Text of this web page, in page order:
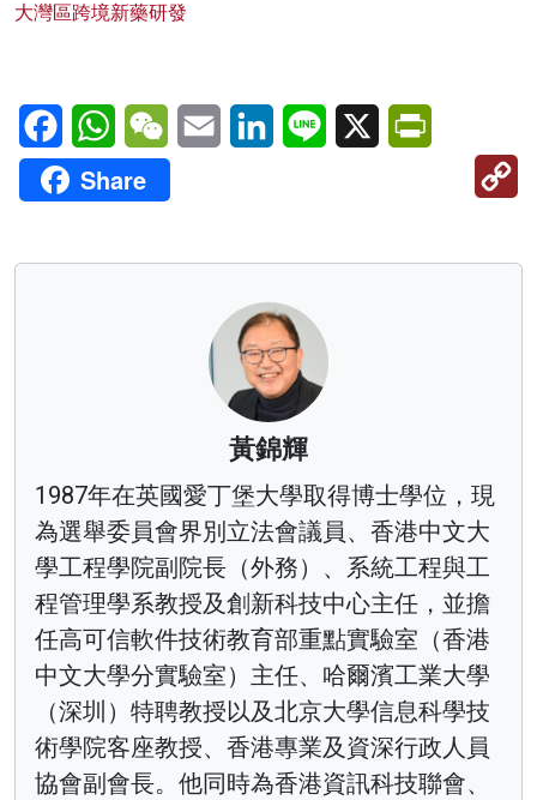
大灣區跨境新藥研發
FacebookWhatsAppWeChatEmail LinkedInLine X
Share
黃錦輝
1987年在英國愛丁堡大學取得博士學位，現
為選舉委員會界別立法會議員、香港中文大
學工程學院副院長（外務）、系統工程與工
程管理學系教授及創新科技中心主任，並擔
任高可信軟件技術教育部重點實驗室（香港
中文大學分實驗室）主任、哈爾濱工業大學
（深圳）特聘教授以及北京大學信息科學技
術學院客座教授、香港專業及資深行政人員
協會副會長。他同時為香港資訊科技聯會、